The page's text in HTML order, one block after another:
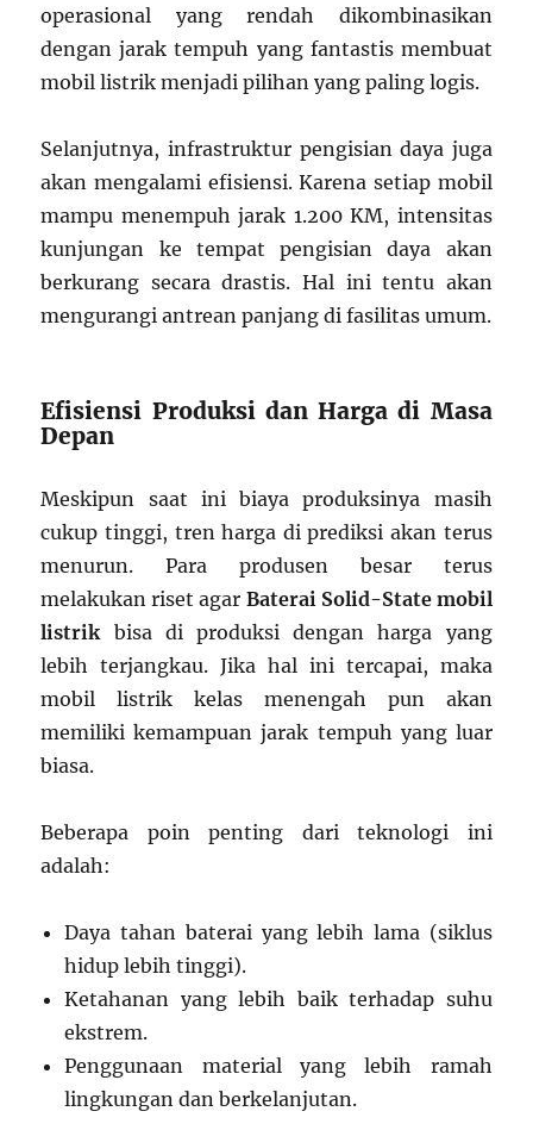
operasional yang rendah dikombinasikan
dengan jarak tempuh yang fantastis membuat
mobil listrik menjadi pilihan yang paling logis.
Selanjutnya, infrastruktur pengisian daya juga
akan mengalami efisiensi. Karena setiap mobil
mampu menempuh jarak 1.200 KM, intensitas
kunjungan ke tempat pengisian daya akan
berkurang secara drastis. Hal ini tentu akan
mengurangi antrean panjang di fasilitas umum.
Efisiensi Produksi dan Harga di Masa
Depan
Meskipun saat ini biaya produksinya masih
cukup tinggi, tren harga di prediksi akan terus
menurun. Para produsen besar terus
melakukan riset agar Baterai Solid-State mobil
listrik bisa di produksi dengan harga yang
lebih terjangkau. Jika hal ini tercapai, maka
mobil listrik kelas menengah pun akan
memiliki kemampuan jarak tempuh yang luar
biasa.
Beberapa poin penting dari teknologi ini
adalah:
Daya tahan baterai yang lebih lama (siklus
hidup lebih tinggi).
Ketahanan yang lebih baik terhadap suhu
ekstrem.
Penggunaan material yang lebih ramah
lingkungan dan berkelanjutan.